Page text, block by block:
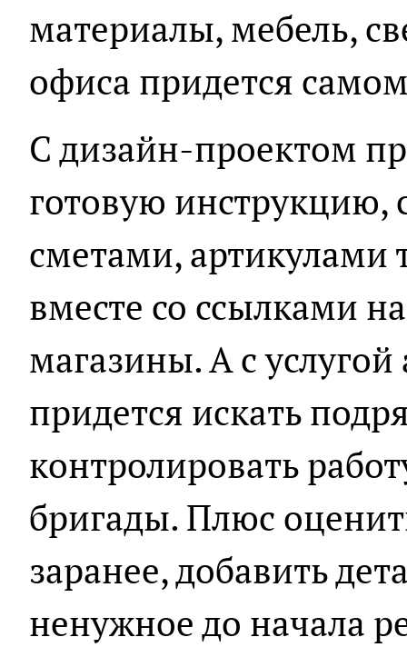
материалы, мебель,
офиса придется
С дизайн-проектом
готовую инструкцию,
сметами, артикулами
вместе со ссылками
магазины. А с
придется искать
контролировать
бригады. Плюс
заранее, добавить
ненужное до начала